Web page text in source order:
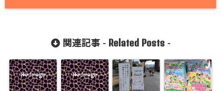
関連記事 - Related Posts-